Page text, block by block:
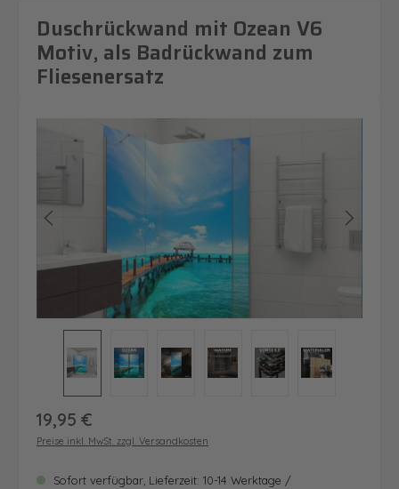
Duschrückwand mit Ozean V6
Motiv, als Badrückwand zum
Fliesenersatz
Bildergalerie überspringen
Regulärer Preis:
19,95 €
Preise inkl. MwSt. zzgl. Versandkosten
Sofort verfügbar, Lieferzeit: 10-14 Werktage /